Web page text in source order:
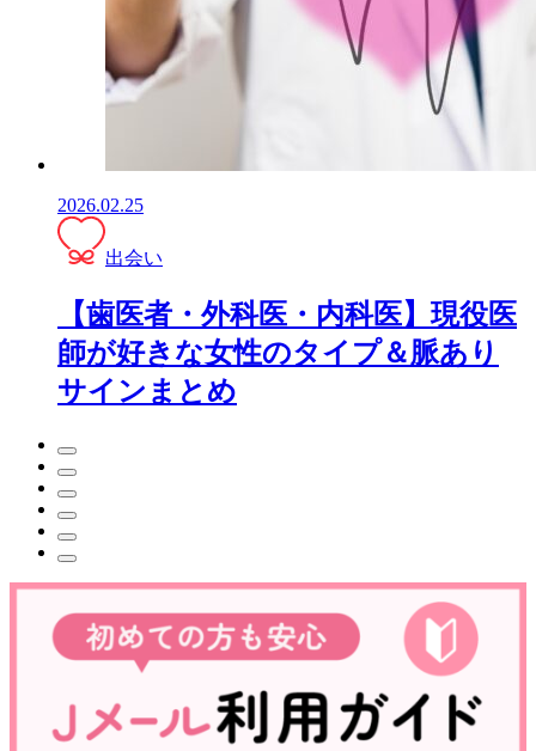
2026.02.25
出会い
【歯医者・外科医・内科医】現役医
師が好きな女性のタイプ＆脈あり
サインまとめ